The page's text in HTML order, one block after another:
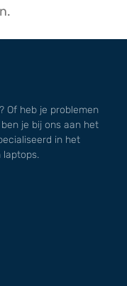
Of heb je problemen
je bij ons aan het
in het
laptops.